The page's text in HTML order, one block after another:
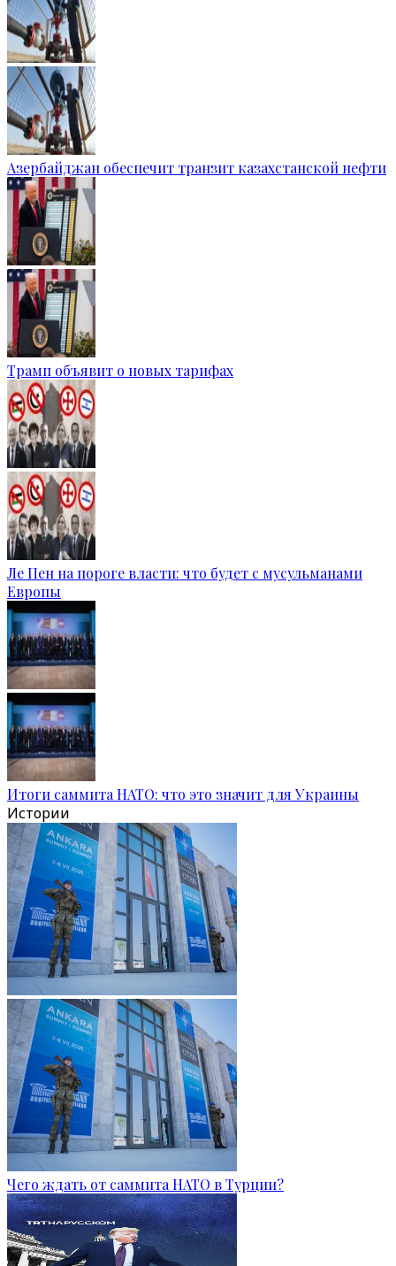
Азербайджан обеспечит транзит казахстанской нефти
Трамп объявит о новых тарифах
Ле Пен на пороге власти: что будет с мусульманами
Европы
Итоги саммита НАТО: что это значит для Украины
Истории
Чего ждать от саммита НАТО в Турции?